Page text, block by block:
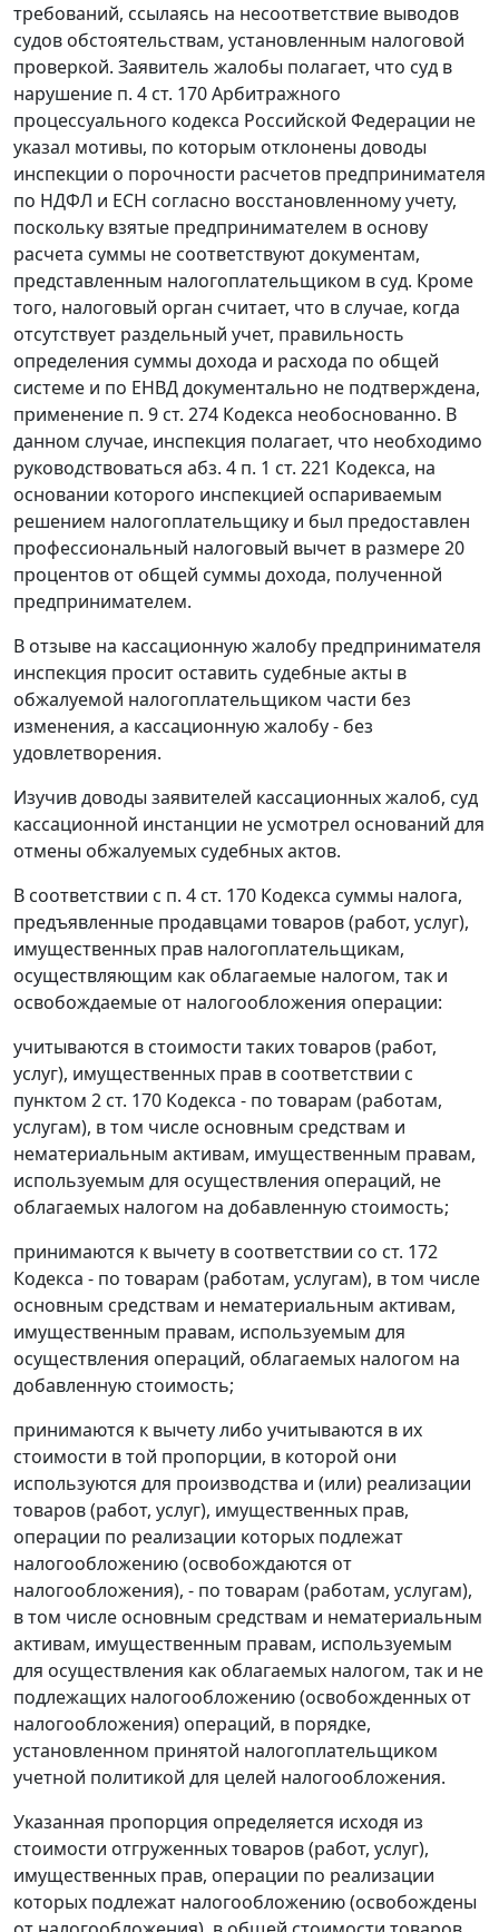
требований, ссылаясь на несоответствие выводов
судов обстоятельствам, установленным налоговой
проверкой. Заявитель жалобы полагает, что суд в
нарушение п. 4 ст. 170Арбитражного
процессуального кодекса Российской Федерации не
указал мотивы, по которым отклонены доводы
инспекции о порочности расчетов предпринимателя
по НДФЛ и ЕСН согласно восстановленному учету,
поскольку взятые предпринимателем в основу
расчета суммы не соответствуют документам,
представленным налогоплательщиком в суд. Кроме
того, налоговый орган считает, что в случае, когда
отсутствует раздельный учет, правильность
определения суммы дохода и расхода по общей
системе и по ЕНВД документально не подтверждена,
применение п. 9 ст. 274 Кодекса необоснованно. В
данном случае, инспекция полагает, что необходимо
руководствоваться абз. 4 п. 1 ст. 221 Кодекса, на
основании которого инспекцией оспариваемым
решением налогоплательщику и был предоставлен
профессиональный налоговый вычет в размере 20
процентов от общей суммы дохода, полученной
предпринимателем.
В отзыве на кассационную жалобу предпринимателя
инспекция просит оставить судебные акты в
обжалуемой налогоплательщиком части без
изменения, а кассационную жалобу - без
удовлетворения.
Изучив доводы заявителей кассационных жалоб, суд
кассационной инстанции не усмотрел оснований для
отмены обжалуемых судебных актов.
В соответствии с п. 4 ст. 170 Кодекса суммы налога,
предъявленные продавцами товаров (работ, услуг),
имущественных прав налогоплательщикам,
осуществляющим как облагаемые налогом, так и
освобождаемые от налогообложения операции:
учитываются в стоимости таких товаров (работ,
услуг), имущественных прав в соответствии с
пунктом 2 ст. 170 Кодекса - по товарам (работам,
услугам), в том числе основным средствам и
нематериальным активам, имущественным правам,
используемым для осуществления операций, не
облагаемых налогом на добавленную стоимость;
принимаются к вычету в соответствии со ст. 172
Кодекса - по товарам (работам, услугам), в том числе
основным средствам и нематериальным активам,
имущественным правам, используемым для
осуществления операций, облагаемых налогом на
добавленную стоимость;
принимаются к вычету либо учитываются в их
стоимости в той пропорции, в которой они
используются для производства и (или) реализации
товаров (работ, услуг), имущественных прав,
операции по реализации которых подлежат
налогообложению (освобождаются от
налогообложения), - по товарам (работам, услугам),
в том числе основным средствам и нематериальным
активам, имущественным правам, используемым
для осуществления как облагаемых налогом, так и не
подлежащих налогообложению (освобожденных от
налогообложения) операций, в порядке,
установленном принятой налогоплательщиком
учетной политикой для целей налогообложения.
Указанная пропорция определяется исходя из
стоимости отгруженных товаров (работ, услуг),
имущественных прав, операции по реализации
которых подлежат налогообложению (освобождены